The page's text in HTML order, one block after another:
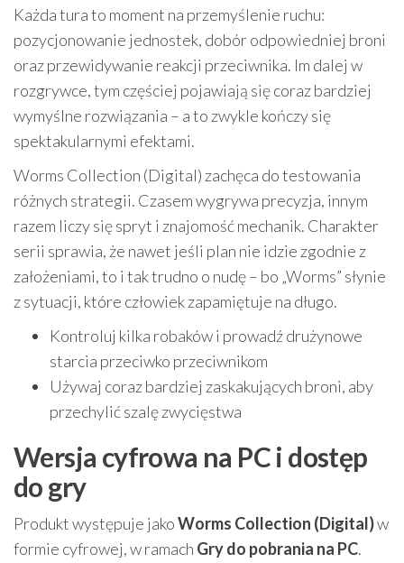
Każda tura to moment na przemyślenie ruchu:
pozycjonowanie jednostek, dobór odpowiedniej broni
oraz przewidywanie reakcji przeciwnika. Im dalej w
rozgrywce, tym częściej pojawiają się coraz bardziej
wymyślne rozwiązania – a to zwykle kończy się
spektakularnymi efektami.
Worms Collection (Digital) zachęca do testowania
różnych strategii. Czasem wygrywa precyzja, innym
razem liczy się spryt i znajomość mechanik. Charakter
serii sprawia, że nawet jeśli plan nie idzie zgodnie z
założeniami, to i tak trudno o nudę – bo „Worms” słynie
z sytuacji, które człowiek zapamiętuje na długo.
Kontroluj kilka robaków i prowadź drużynowe
starcia przeciwko przeciwnikom
Używaj coraz bardziej zaskakujących broni, aby
przechylić szalę zwycięstwa
Wersja cyfrowa na PC i dostęp
do gry
Produkt występuje jakoWorms Collection (Digital)w
formie cyfrowej, w ramach Gry do pobrania na PC.